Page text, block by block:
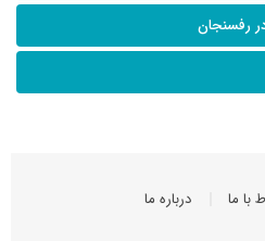
رفسنجان
با ما درباره ما